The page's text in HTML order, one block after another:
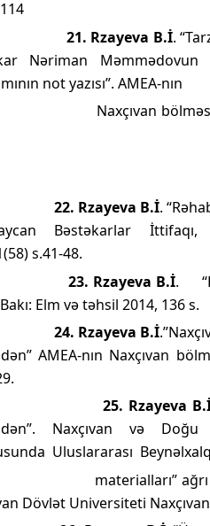
114
21. Rzayeva B.İ.
Nəriman Məmmədovun
not yazısı”. AMEA-nın
Naxçıvan
22. Rzayeva B.İ.
Bəstəkarlar
s.41-48.
23. Rzayeva B.İ.
Bakı: Elm və təhsil 2014, 136 s.
24. Rzayeva B.İ
AMEA-nın Naxçıvan
25. Rzayeva
Naxçıvan və
Uluslararası
materialları”
Dövlət Universiteti